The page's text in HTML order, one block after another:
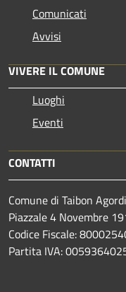
Comunicati
Avvisi
VIVERE IL COMUNE
Luoghi
Eventi
CONTATTI
Comune di Taibon
Piazzale 4 Novembre
Codice Fiscale:
Partita IVA: